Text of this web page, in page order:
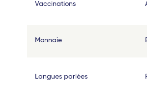
Bruxelles - TGV
Rome Fiumicino
Vaccinations
Monnaie
Langues parlées